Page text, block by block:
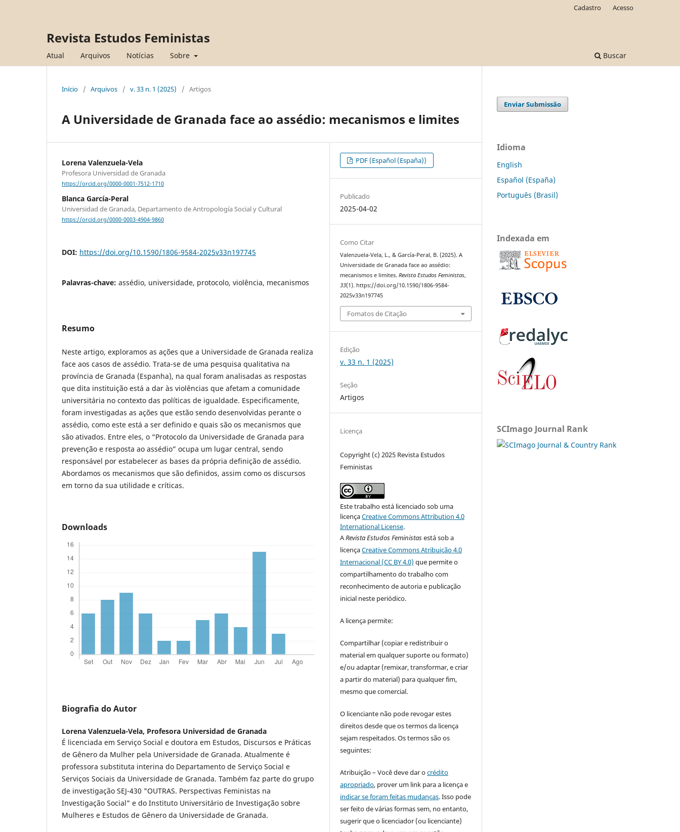
Revista Estudos Feministas
Atual Arquivos Notícias Sobre Buscar
Cadastro Acesso
Início / Arquivos / v. 33 n. 1 (2025) / Artigos
A Universidade de Granada face ao assédio: mecanismos e limites
Lorena Valenzuela-Vela
Profesora Universidad de Granada
https://orcid.org/0000-0001-7512-1710
Blanca García-Peral
Universidad de Granada, Departamento de Antropología Social y Cultural
https://orcid.org/0000-0003-4904-9860
DOI: https://doi.org/10.1590/1806-9584-2025v33n197745
Palavras-chave: assédio, universidade, protocolo, violência, mecanismos
Resumo
Neste artigo, exploramos as ações que a Universidade de Granada realiza
face aos casos de assédio. Trata-se de uma pesquisa qualitativa na
província de Granada (Espanha), na qual foram analisadas as respostas
que dita instituição está a dar às violências que afetam a comunidade
universitária no contexto das políticas de igualdade. Especificamente,
foram investigadas as ações que estão sendo desenvolvidas perante o
assédio, como este está a ser definido e quais são os mecanismos que
são ativados. Entre eles, o “Protocolo da Universidade de Granada para
prevenção e resposta ao assédio” ocupa um lugar central, sendo
responsável por estabelecer as bases da própria definição de assédio.
Abordamos os mecanismos que são definidos, assim como os discursos
em torno da sua utilidade e críticas.
Downloads
Biografia do Autor
Lorena Valenzuela-Vela, Profesora Universidad de Granada
É licenciada em Serviço Social e doutora em Estudos, Discursos e Práticas
de Gênero da Mulher pela Universidade de Granada. Atualmente é
professora substituta interina do Departamento de Serviço Social e
Serviços Sociais da Universidade de Granada. Também faz parte do grupo
de investigação SEJ-430 "OUTRAS. Perspectivas Feministas na
Investigação Social" e do Instituto Universitário de Investigação sobre
Mulheres e Estudos de Gênero da Universidade de Granada.
PDF (Español (España))
Publicado
2025-04-02
Como Citar
Valenzuela-Vela, L., & García-Peral, B. (2025). A
Universidade de Granada face ao assédio:
mecanismos e limites.Revista Estudos Feministas,
33(1). https://doi.org/10.1590/1806-9584-
2025v33n197745
Fomatos de Citação
Edição
v. 33 n. 1 (2025)
Seção
Artigos
Licença
Copyright (c) 2025 Revista Estudos
Feministas
Este trabalho está licenciado sob uma
licençaCreative Commons Attribution 4.0
International License.
ARevista Estudos Feministasestá sob a
licençaCreative Commons Atribuição 4.0
Internacional (CC BY 4.0) que permite o
compartilhamento do trabalho com
reconhecimento de autoria e publicação
inicial neste periódico.
A licença permite:
Compartilhar (copiar e redistribuir o
material em qualquer suporte ou formato)
e/ou adaptar (remixar, transformar, e criar
a partir do material) para qualquer fim,
mesmo que comercial.
O licenciante não pode revogar estes
direitos desde que os termos da licença
sejam respeitados. Os termos são os
seguintes:
Atribuição – Você deve dar ocrédito
apropriado, prover um link para a licença e
indicar se foram feitas mudanças. Isso pode
ser feito de várias formas sem, no entanto,
sugerir que o licenciador (ou licenciante)
Enviar Submissão
Idioma
English
Español (España)
Português (Brasil)
Indexada em
SCImago Journal Rank